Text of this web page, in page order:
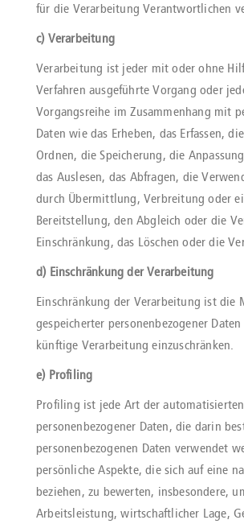
für die Verarbeitung Verantwortlichen
c) Verarbeitung
Verarbeitung ist jeder mit oder ohne
Verfahren ausgeführte Vorgang oder
Vorgangsreihe im Zusammenhang mit
Daten wie das Erheben, das Erfassen,
Ordnen, die Speicherung, die
das Auslesen, das Abfragen, die
durch Übermittlung, Verbreitung oder
Bereitstellung, den Abgleich oder die
Einschränkung, das Löschen oder die
d) Einschränkung der Verarbeitung
Einschränkung der Verarbeitung ist die
gespeicherter personenbezogener
künftige Verarbeitung einzuschränken.
e) Profiling
Profiling ist jede Art der
personenbezogener Daten, die darin
personenbezogenen Daten verwendet
persönliche Aspekte, die sich auf eine
beziehen, zu bewerten, insbesondere,
Arbeitsleistung, wirtschaftlicher Lage,